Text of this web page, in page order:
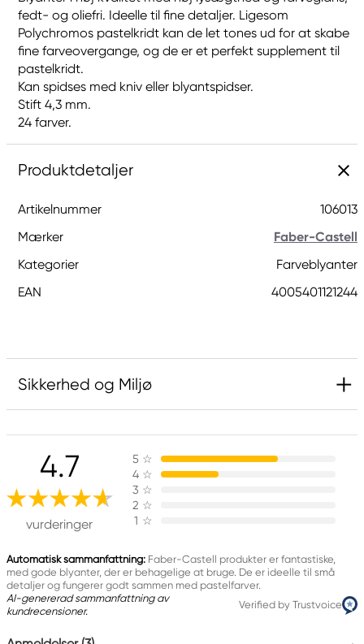
fedt- og oliefri. Ideelle til fine detaljer. Ligesom
Polychromos pastelkridt kan de let tones ud for at skabe
fine farveovergange, og de er et perfekt supplement til
pastelkridt.
Kan spidses med kniv eller blyantspidser.
Stift 4,3 mm.
24 farver.
Produktdetaljer
Artikelnummer
106013
Mærker
Faber-Castell
Kategorier
Farveblyanter
EAN
4005401121244
Sikkerhed og Miljø
Ansvarlig EU
Faber-Castell
Faber-Castell Ag
Nürnberger Straße 2
90546 Stein, Germany
+49 (0) 911 9965-0
4.7
vurderinger
5 ☆
4 ☆
3 ☆
2 ☆
1 ☆
Automatisk sammanfattning: Faber-Castell produkter er fantastiske,
med gode blyanter, der er behagelige at bruge. De er ideelle til små
detaljer og fungerer godt sammen med pastelfarver.
AI-genererad sammanfattning av
kundrecensioner.
Verified by Trustvoice